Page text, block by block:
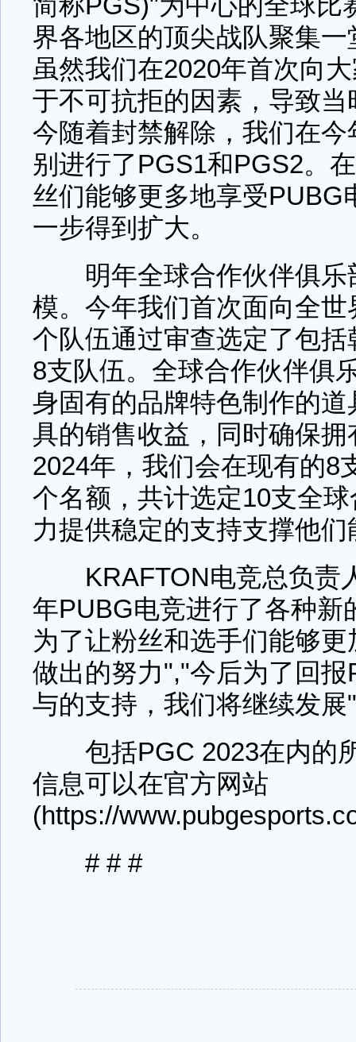
界各地区的顶尖战队聚集
虽然我们在2020年首次向
于不可抗拒的因素，导致
今随着封禁解除，我们在
别进行了PGS1和PGS2。
丝们能够更多地享受PUBG
一步得到扩大。
明年全球合作伙伴俱乐
模。今年我们首次面向全
个队伍通过审查选定了包
8支队伍。全球合作伙伴俱
身固有的品牌特色制作的
具的销售收益，同时确保
2024年，我们会在现有的8
个名额，共计选定10支全
力提供稳定的支持支撑他
KRAFTON电竞总负责
年PUBG电竞进行了各种新
为了让粉丝和选手们能够
做出的努力","今后为了回
与的支持，我们将继续发展"
包括PGC 2023在内的
信息可以在官方网站
(https://
# # #